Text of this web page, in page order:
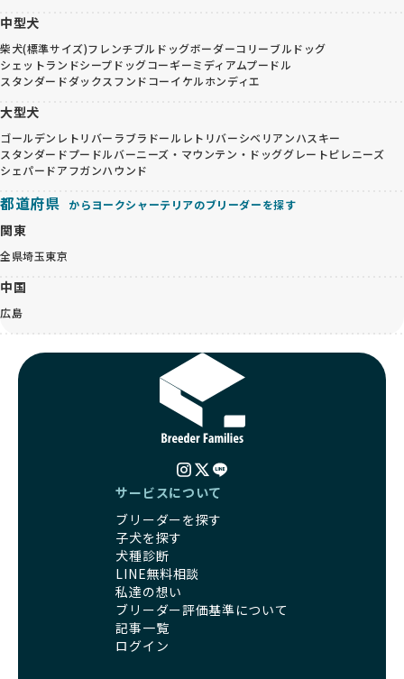
中型犬
柴犬(標準サイズ)フレンチブルドッグボーダーコリーブルドッグ
シェットランドシープドッグコーギーミディアムプードル
スタンダードダックスフンドコーイケルホンディエ
大型犬
ゴールデンレトリバー ラブラドールレトリバーシベリアンハスキー
スタンダードプードルバーニーズ・マウンテン・ドッググレートピレニーズ
シェパードアフガンハウンド
都道府県 からヨークシャーテリアのブリーダーを探す
関東
全県埼玉東京
中国
広島
サービスについて
ブリーダーを探す
子犬を探す
犬種診断
LINE無料相談
私達の想い
ブリーダー評価基準について
記事一覧
ログイン